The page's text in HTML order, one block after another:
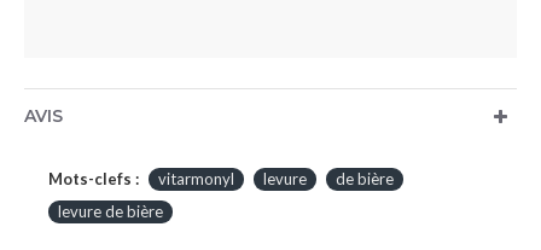
AVIS
Mots-clefs : vitarmonyl levure
de bière
levure de bière